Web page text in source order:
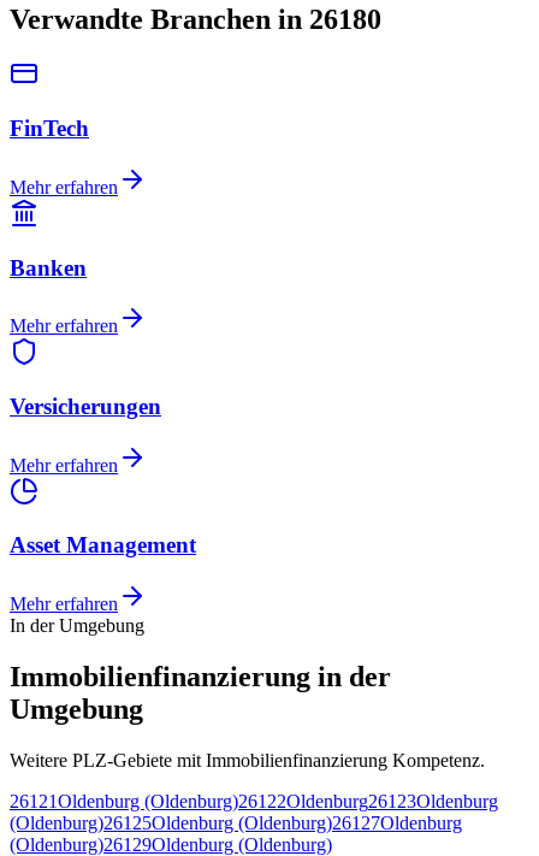
Verwandte Branchen in 26180
FinTech
Mehr erfahren
Banken
Mehr erfahren
Versicherungen
Mehr erfahren
Asset Management
Mehr erfahren
In der Umgebung
Immobilienfinanzierung in der
Umgebung
Weitere PLZ-Gebiete mit Immobilienfinanzierung Kompetenz.
26121Oldenburg (Oldenburg)26122Oldenburg26123Oldenburg
(Oldenburg)26125Oldenburg (Oldenburg)26127Oldenburg
(Oldenburg)26129Oldenburg (Oldenburg)